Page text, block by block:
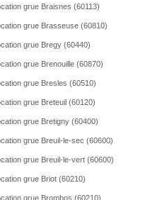
grue Braisnes (60113)
grue Brasseuse (60810)
grue Bregy (60440)
grue Brenouille (60870)
grue Bresles (60510)
grue Breteuil (60120)
grue Bretigny (60400)
grue Breuil-le-sec (60600)
grue Breuil-le-vert (60600)
grue Briot (60210)
grue Brombos (60210)